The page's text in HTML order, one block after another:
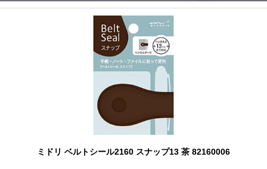
ミドリ ベルトシール2160 スナップ13 茶 82160006